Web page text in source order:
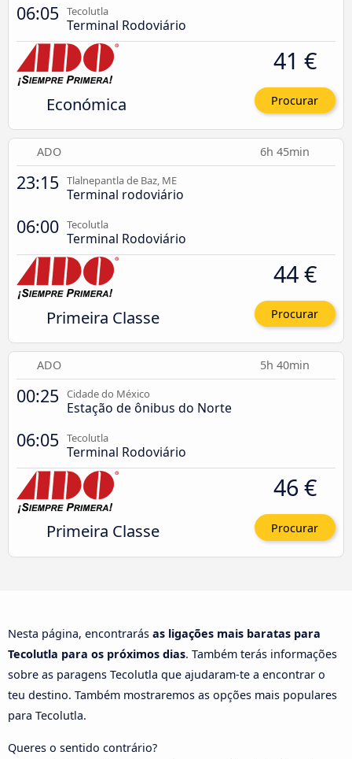
06:05 Tecolutla
Terminal Rodoviário
Económica
41 €
Procurar
ADO 6h 45min
23:15 Tlalnepantla de Baz, ME
Terminal rodoviário
06:00 Tecolutla
Terminal Rodoviário
Primeira Classe
44 €
Procurar
ADO 5h 40min
00:25 Cidade do México
Estação de ônibus do Norte
06:05 Tecolutla
Terminal Rodoviário
Primeira Classe
46 €
Procurar
Nesta página, encontrarás as ligações mais baratas para
Tecolutla para os próximos dias. Também terás informações
sobre as paragens Tecolutla que ajudaram-te a encontrar o
teu destino. Também mostraremos as opções mais populares
para Tecolutla.
Queres o sentido contrário?